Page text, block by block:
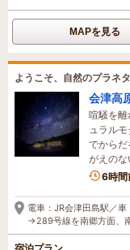
MAPを見る
ようこそ、自然のプラネ
会津高
喧騒を
ュラル
でから
がえのな
6時間
電車：JR会津田島駅／
→289号線を南郷方面、